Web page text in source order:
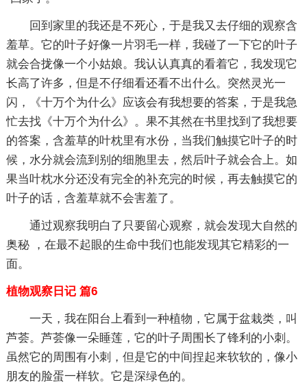
回到家里的我还是不死心，于是我又去仔细的观察含
羞草。它的叶子好像一片羽毛一样，我碰了一下它的叶子
就会合拢像一个小姑娘。我认认真真的看着它，我发现它
长高了许多，但是不仔细看还看不出什么。突然灵光一
闪，《十万个为什么》应该会有我想要的答案，于是我急
忙去找《十万个为什么》。果不其然在书里找到了我想要
的答案，含羞草的叶枕里有水份，当我们触摸它叶子的时
候，水分就会流到别的细胞里去，然后叶子就会合上。如
果当叶枕水分还没有完全的补充完的时候，再去触摸它的
叶子的话，含羞草就不会害羞了。
通过观察我明白了只要留心观察，就会发现大自然的
奥秘 ，在最不起眼的生命中我们也能发现其它精彩的一
面。
植物观察日记 篇6
一天，我在阳台上看到一种植物，它属于盆栽类，叫
芦荟。芦荟像一朵睡莲，它的叶子周围长了锋利的小刺。
虽然它的周围有小刺，但是它的中间捏起来软软的，像小
朋友的脸蛋一样软。它是深绿色的。